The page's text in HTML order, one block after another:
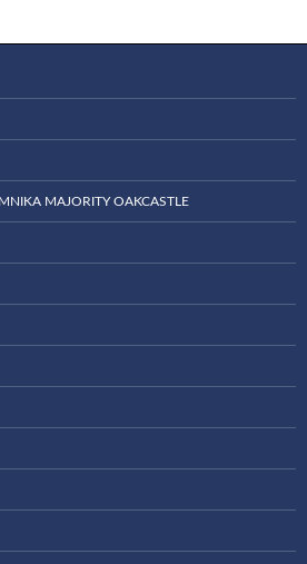
MAJORITY OAKCASTLE